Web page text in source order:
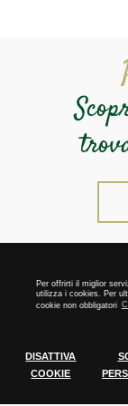
Per offrirti il miglior
utilizza i cookies. Per
cookie non obbligatori
DISATTIVA
COOKIE